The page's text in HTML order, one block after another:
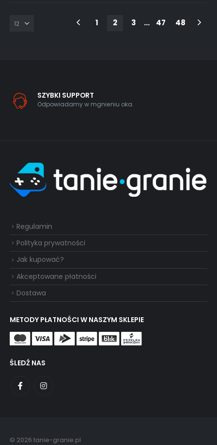
1 2 3 … 47 48
SZYBKI SUPPORT
Odpowiadamy w mgnieniu oka.
Regulamin
Polityka prywatności
Jak kupować?
Akceptowane płatności
Dostawa
METODY PŁATNOŚCI W NASZYM SKLEPIE
ŚLEDŹ NAS
© 2026 tanie-granie.pl